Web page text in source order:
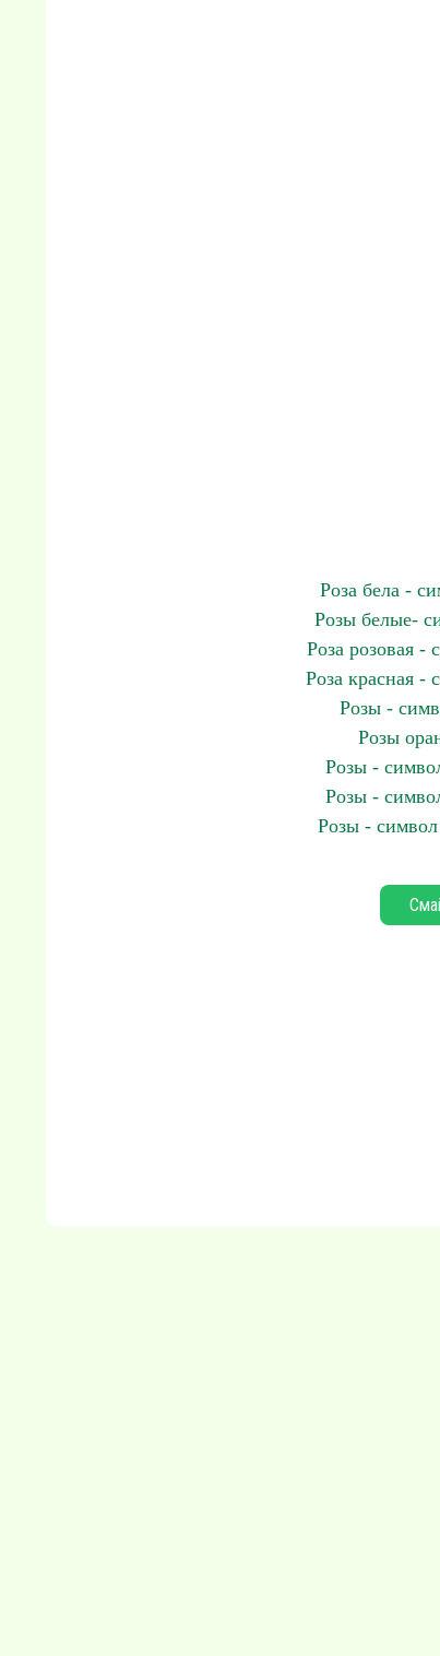
Роза бела -
Розы белые-
Роза розовая -
Роза красная -
Розы -
Розы
Розы -
Розы -
Розы -